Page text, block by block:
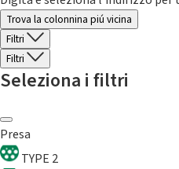
Trova la colonnina piú vicina
Filtri
Filtri
Seleziona i filtri
Presa
TYPE 2